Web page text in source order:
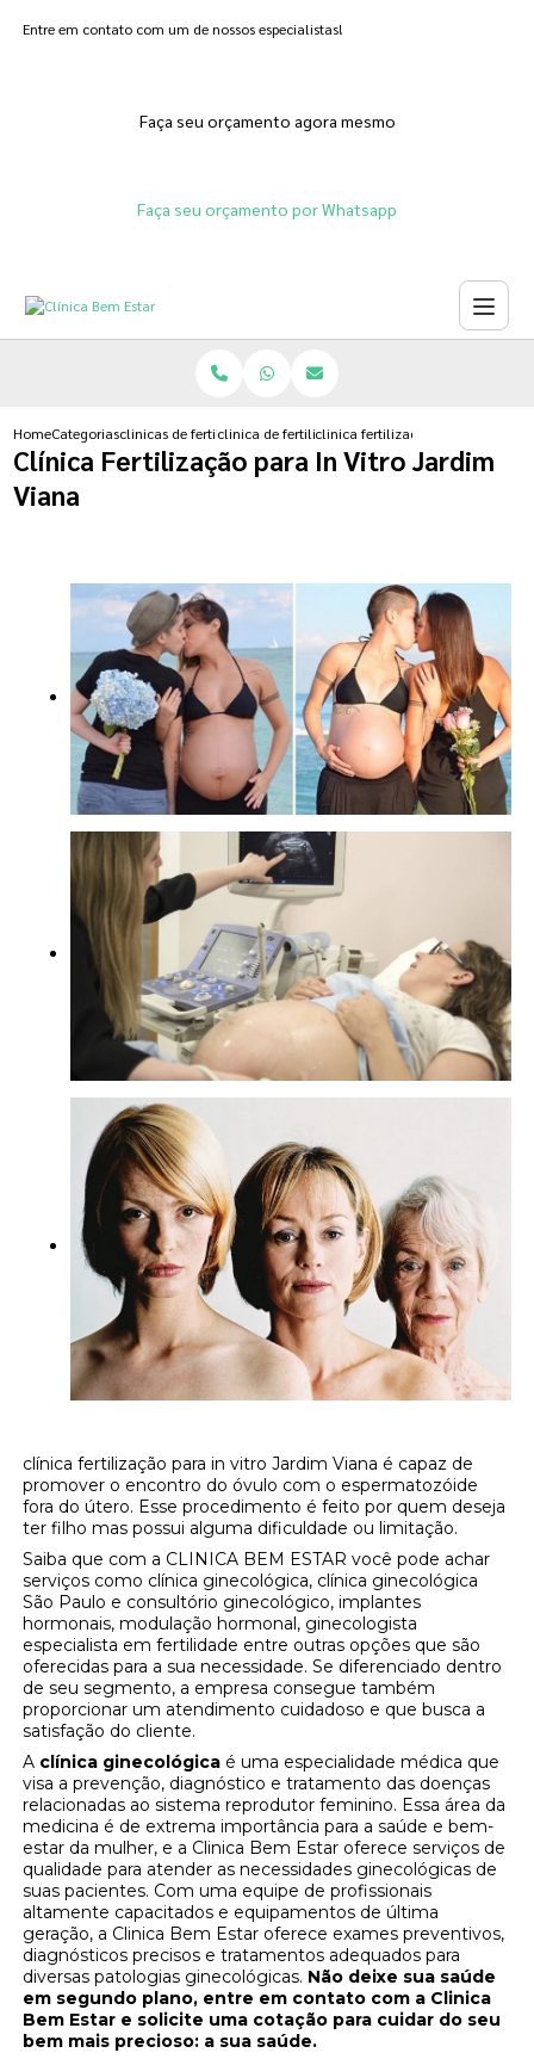
Entre em contato com um de nossos especialistas!
Faça seu orçamento agora mesmo
Faça seu orçamento por Whatsapp
HomeCategoriasclinicas de fertilizacoesclinica de fertilizacao in vitroclinica fertilizacao para in vitro
Clínica Fertilização para In Vitro Jardim
Viana
clínica fertilização para in vitro Jardim Viana é capaz de
promover o encontro do óvulo com o espermatozóide
fora do útero. Esse procedimento é feito por quem deseja
ter filho mas possui alguma dificuldade ou limitação.
Saiba que com a CLINICA BEM ESTAR você pode achar
serviços como clínica ginecológica, clínica ginecológica
São Paulo e consultório ginecológico, implantes
hormonais, modulação hormonal, ginecologista
especialista em fertilidade entre outras opções que são
oferecidas para a sua necessidade. Se diferenciado dentro
de seu segmento, a empresa consegue também
proporcionar um atendimento cuidadoso e que busca a
satisfação do cliente.
A clínica ginecológica é uma especialidade médica que
visa a prevenção, diagnóstico e tratamento das doenças
relacionadas ao sistema reprodutor feminino. Essa área da
medicina é de extrema importância para a saúde e bem-
estar da mulher, e a Clinica Bem Estar oferece serviços de
qualidade para atender as necessidades ginecológicas de
suas pacientes. Com uma equipe de profissionais
altamente capacitados e equipamentos de última
geração, a Clinica Bem Estar oferece exames preventivos,
diagnósticos precisos e tratamentos adequados para
diversas patologias ginecológicas. Não deixe sua saúde
em segundo plano, entre em contato com a Clinica
Bem Estar e solicite uma cotação para cuidar do seu
bem mais precioso: a sua saúde.